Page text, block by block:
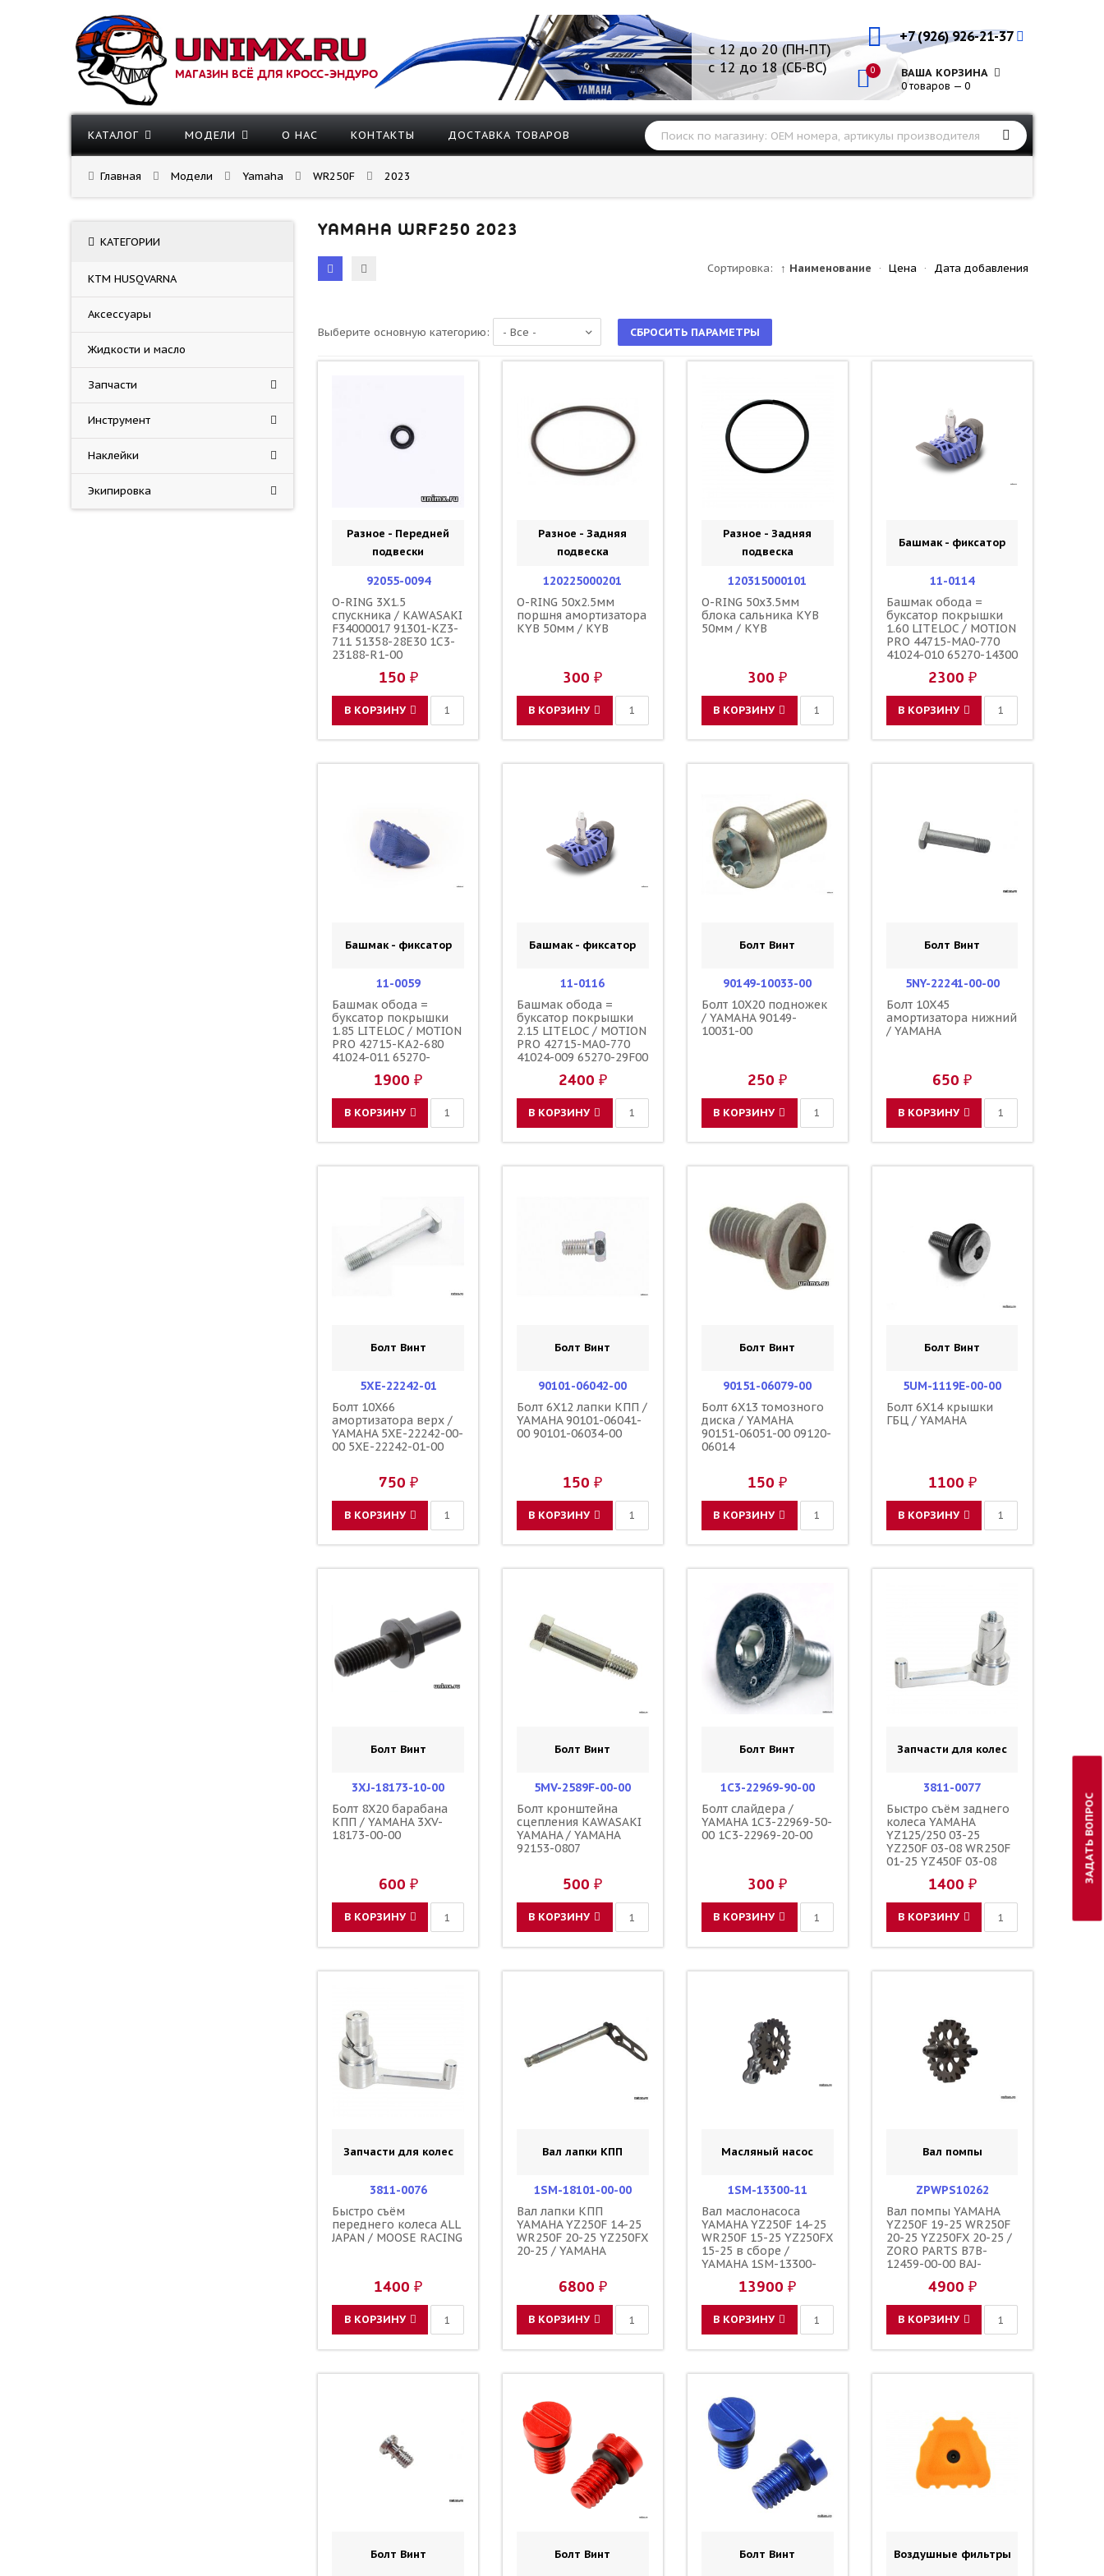
МАГАЗИН ВСЁ ДЛЯ КРОСС-ЭНДУРО
+7 (926) 926-21-37
0 ВАША КОРЗИНА
0 товаров — 0
с 12 до 20 (ПН-ПТ)
с 12 до 18 (СБ-ВС)
КАТАЛОГ МОДЕЛИ О НАС КОНТАКТЫ ДОСТАВКА ТОВАРОВ
Главная Модели Yamaha WR250F 2023
YAMAHA WRF250 2023
Сортировка: ↑ Наименование · Цена · Дата добавления
Выберите основную категорию:
Разное - Передней
подвески
92055-0094
O-RING 3X1.5
спускника / KAWASAKI
F34000017 91301-KZ3-
711 51358-28E30 1C3-
23188-R1-00
150 ₽
В КОРЗИНУ
Разное - Задняя
подвеска
120225000201
O-RING 50x2.5мм
поршня амортизатора
KYB 50мм / KYB
300 ₽
В КОРЗИНУ
Разное - Задняя
подвеска
120315000101
O-RING 50x3.5мм
блока сальника KYB
50мм / KYB
300 ₽
В КОРЗИНУ
Башмак - фиксатор
11-0114
Башмак обода =
буксатор покрышки
1.60 LITELOC / MOTION
PRO 44715-MA0-770
41024-010 65270-14300
2300 ₽
В КОРЗИНУ
Башмак - фиксатор
11-0059
Башмак обода =
буксатор покрышки
1.85 LITELOC / MOTION
PRO 42715-KA2-680
41024-011 65270-
1900 ₽
В КОРЗИНУ
Башмак - фиксатор
11-0116
Башмак обода =
буксатор покрышки
2.15 LITELOC / MOTION
PRO 42715-MA0-770
41024-009 65270-29F00
25394-00-00
2400 ₽
В КОРЗИНУ
Болт Винт
90149-10033-00
Болт 10X20 подножек
/ YAMAHA 90149-
10031-00
250 ₽
В КОРЗИНУ
Болт Винт
5NY-22241-00-00
Болт 10X45
амортизатора нижний
/ YAMAHA
650 ₽
В КОРЗИНУ
Болт Винт
5XE-22242-01
Болт 10X66
амортизатора верх /
YAMAHA 5XE-22242-00-
00 5XE-22242-01-00
750 ₽
В КОРЗИНУ
Болт Винт
90101-06042-00
Болт 6X12 лапки КПП /
YAMAHA 90101-06041-
00 90101-06034-00
150 ₽
В КОРЗИНУ
Болт Винт
90151-06079-00
Болт 6X13 томозного
диска / YAMAHA
90151-06051-00 09120-
06014
150 ₽
В КОРЗИНУ
Болт Винт
5UM-1119E-00-00
Болт 6X14 крышки
ГБЦ / YAMAHA
1100 ₽
В КОРЗИНУ
Болт Винт
3XJ-18173-10-00
Болт 8X20 барабана
КПП / YAMAHA 3XV-
18173-00-00
600 ₽
В КОРЗИНУ
Болт Винт
5MV-2589F-00-00
Болт кронштейна
сцепления KAWASAKI
YAMAHA / YAMAHA
92153-0807
500 ₽
В КОРЗИНУ
Болт Винт
1C3-22969-90-00
Болт слайдера /
YAMAHA 1C3-22969-50-
00 1C3-22969-20-00
300 ₽
В КОРЗИНУ
Запчасти для колес
3811-0077
Быстро съём заднего
колеса YAMAHA
YZ125/250 03-25
YZ250F 03-08 WR250F
01-25 YZ450F 03-08
YZ250/450FX 16-25 /
MOOSE RACING
1400 ₽
В КОРЗИНУ
Запчасти для колес
3811-0076
Быстро съём
переднего колеса ALL
JAPAN / MOOSE RACING
1400 ₽
В КОРЗИНУ
Вал лапки КПП
1SM-18101-00-00
Вал лапки КПП
YAMAHA YZ250F 14-25
WR250F 20-25 YZ250FX
20-25 / YAMAHA
6800 ₽
В КОРЗИНУ
Масляный насос
1SM-13300-11
Вал маслонасоса
YAMAHA YZ250F 14-25
WR250F 15-25 YZ250FX
15-25 в сборе /
YAMAHA 1SM-13300-
1SM-13300-11-00
13900 ₽
В КОРЗИНУ
Вал помпы
ZPWPS10262
Вал помпы YAMAHA
YZ250F 19-25 WR250F
20-25 YZ250FX 20-25 /
ZORO PARTS B7B-
12459-00-00 BAJ-
4900 ₽
В КОРЗИНУ
Болт Винт Болт Винт Болт Винт Воздушные фильтры
КАТЕГОРИИ
KTM HUSQVARNA
Аксессуары
Жидкости и масло
Запчасти
Инструмент
Наклейки
Экипировка
ЗАДАТЬ ВОПРОС